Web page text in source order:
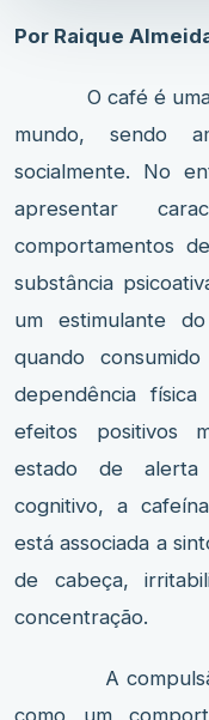
Por Raique
O café é uma
mundo, sendo
socialmente. No
apresentar
comportamentos
substância
um estimulante
quando
dependência
efeitos positivos
estado de
cognitivo, a
está associada a
de cabeça,
concentração.
A compulsão
como um